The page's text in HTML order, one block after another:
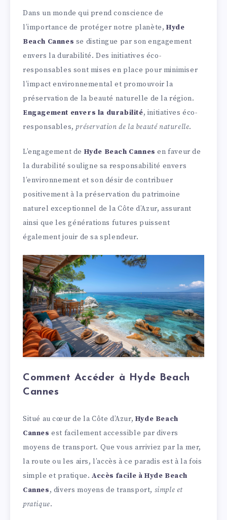
Dans un monde qui prend conscience de
l’importance de protéger notre planète,Hyde
Beach Cannes se distingue par son engagement
envers la durabilité. Des initiatives éco-
responsables sont mises en place pour minimiser
l’impact environnemental et promouvoir la
préservation de la beauté naturelle de la région.
Engagement envers la durabilité, initiatives éco-
responsables, préservation de la beauté naturelle.
L’engagement de Hyde Beach Cannes en faveur de
la durabilité souligne sa responsabilité envers
l’environnement et son désir de contribuer
positivement à la préservation du patrimoine
naturel exceptionnel de la Côte d’Azur, assurant
ainsi que les générations futures puissent
également jouir de sa splendeur.
Comment Accéder à Hyde Beach
Cannes
Situé au cœur de la Côte d’Azur, Hyde Beach
Cannes est facilement accessible par divers
moyens de transport. Que vous arriviez par la mer,
la route ou les airs, l’accès à ce paradis est à la fois
simple et pratique. Accès facile à Hyde Beach
Cannes, divers moyens de transport, simple et
pratique.